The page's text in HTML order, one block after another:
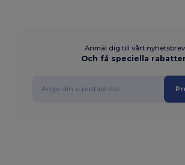
Anmäl dig till vårt nyhetsbrev
Och få speciella